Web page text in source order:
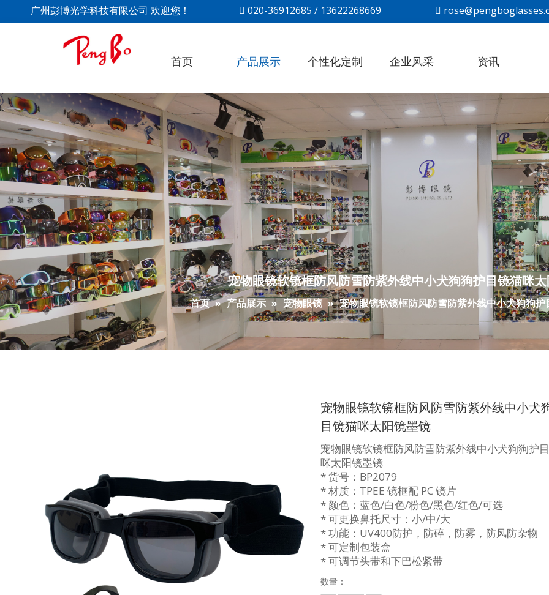
广州彭博光学科技有限公司 欢迎您！  020-36912685 / 13622268669 
首页 产品展示 个性化定制 企业风采 资讯
宠物眼镜软镜框防风防雪防紫外线中小犬狗狗护目镜猫咪
首页 » 产品展示 » 宠物眼镜 » 宠物眼镜软镜框防风防雪防紫外线中小犬狗狗
宠物眼镜软镜框防风防雪防紫外线中小犬
目镜猫咪太阳镜墨镜
宠物眼镜软镜框防风防雪防紫外线中小犬狗狗护
咪太阳镜墨镜
* 货号：BP2079
* 材质：TPEE 镜框配 PC 镜片
* 颜色：蓝色/白色/粉色/黑色/红色/可选
* 可更换鼻托尺寸：小/中/大
* 功能：UV400防护，防碎，防雾，防风防杂物
* 可定制包装盒
* 可调节头带和下巴松紧带
数量：